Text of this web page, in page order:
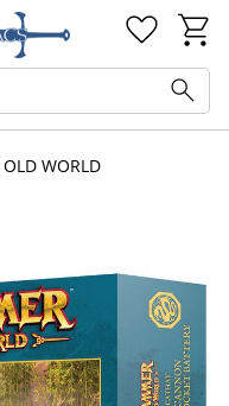
WORLD